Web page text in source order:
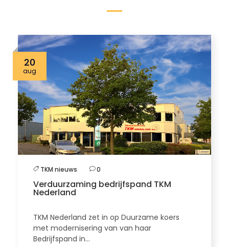
20
aug
TKM nieuws 0
Verduurzaming bedrijfspand TKM
Nederland
TKM Nederland zet in op Duurzame koers
met modernisering van van haar
Bedrijfspand in…